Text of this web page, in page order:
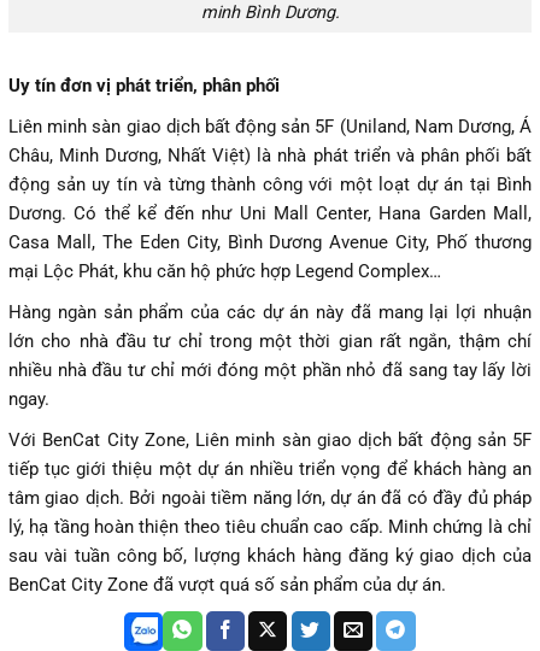
minh Bình Dương.
Uy tín đơn vị phát triển, phân phối
Liên minh sàn giao dịch bất động sản 5F (Uniland, Nam Dương, Á
Châu, Minh Dương, Nhất Việt) là nhà phát triển và phân phối bất
động sản uy tín và từng thành công với một loạt dự án tại Bình
Dương. Có thể kể đến như Uni Mall Center, Hana Garden Mall,
Casa Mall, The Eden City, Bình Dương Avenue City, Phố thương
mại Lộc Phát, khu căn hộ phức hợp Legend Complex…
Hàng ngàn sản phẩm của các dự án này đã mang lại lợi nhuận
lớn cho nhà đầu tư chỉ trong một thời gian rất ngắn, thậm chí
nhiều nhà đầu tư chỉ mới đóng một phần nhỏ đã sang tay lấy lời
ngay.
Với BenCat City Zone, Liên minh sàn giao dịch bất động sản 5F
tiếp tục giới thiệu một dự án nhiều triển vọng để khách hàng an
tâm giao dịch. Bởi ngoài tiềm năng lớn, dự án đã có đầy đủ pháp
lý, hạ tầng hoàn thiện theo tiêu chuẩn cao cấp. Minh chứng là chỉ
sau vài tuần công bố, lượng khách hàng đăng ký giao dịch của
BenCat City Zone đã vượt quá số sản phẩm của dự án.